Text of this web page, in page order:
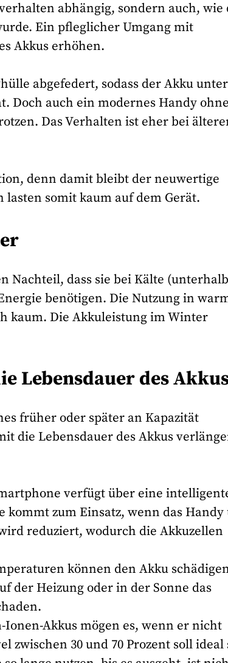
abhängig, sondern auch, wie
Ein pfleglicher Umgang mit
Akkus erhöhen.
abgefedert, sodass der Akku unter
Doch auch ein modernes Handy ohne
Das Verhalten ist eher bei
denn damit bleibt der neuwertige
lasten somit kaum auf dem Gerät.
Nachteil, dass sie bei Kälte
benötigen. Die Nutzung in
kaum. Die Akkuleistung im Winter
Lebensdauer des
früher oder später an Kapazität
die Lebensdauer des Akkus
verfügt über eine
kommt zum Einsatz, wenn das Handy
reduziert, wodurch die Akkuzellen
können den Akku
der Heizung oder in der Sonne das
Akkus mögen es, wenn er nicht
zwischen 30 und 70 Prozent soll ideal